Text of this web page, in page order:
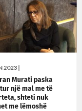
2023 |
Murati paska
një mal me të
shteti nuk
me lëmoshë